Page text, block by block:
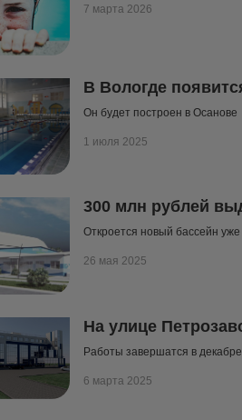
7 марта 2026
В Вологде
Он будет построен в Осанове
1 июля 2025
300 млн рублей
Откроется новый бассейн уже
26 мая 2025
На улице
Работы завершатся в
6 марта 2025